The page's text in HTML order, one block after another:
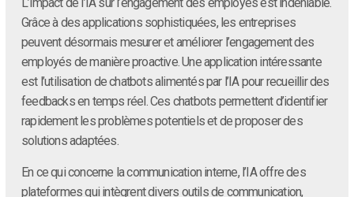
Grâce à des applications sophistiquées, les entreprises
peuvent désormais mesurer et améliorer l’engagement des
employés de manière proactive. Une application intéressante
est l’utilisation de chatbots alimentés par l’IA pour recueillir des
feedbacks en temps réel. Ces chatbots permettent d’identifier
rapidement les problèmes potentiels et de proposer des
solutions adaptées.
En ce qui concerne la communication interne, l’IA offre des
plateformes qui intègrent divers outils de communication,